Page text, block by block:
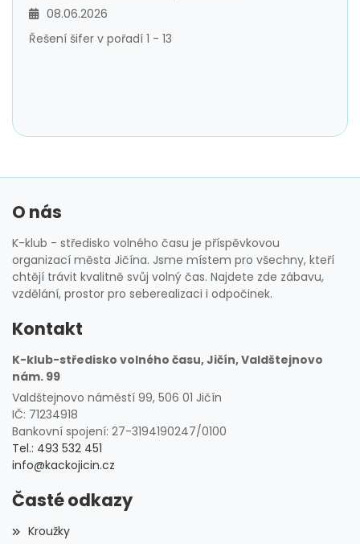
08.06.2026
Řešení šifer v pořadí 1 - 13
O nás
K-klub - středisko volného času je příspěvkovou
organizací města Jičína. Jsme místem pro všechny, kteří
chtějí trávit kvalitně svůj volný čas. Najdete zde zábavu,
vzdělání, prostor pro seberealizaci i odpočinek.
Kontakt
K-klub-středisko volného času, Jičín, Valdštejnovo
nám. 99
Valdštejnovo náměstí 99, 506 01 Jičín
IČ: 71234918
Bankovní spojení: 27-3194190247/0100
Tel.: 493 532 451
info@kackojicin.cz
Časté odkazy
Kroužky